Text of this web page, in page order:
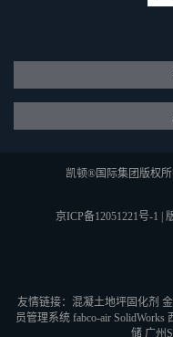
凯顿®国际集团版权所
京ICP备12051221号-1
友情链接： 混凝土地坪固化剂
员管理系统 fabco-air SolidWorks
储 广州